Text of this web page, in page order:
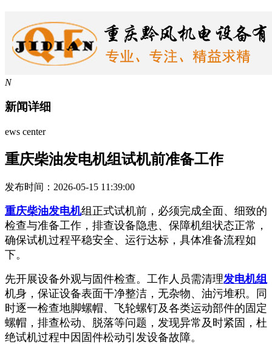
N
新闻详细
ews center
重庆柴油发电机组试机前准备工作
发布时间：2026-05-15 11:39:00
重庆柴油发电机组正式试机前，必须完成全面、细致的
检查与准备工作，排查设备隐患、保障机组状态正常，
确保试机过程平稳安全、运行达标，具体准备流程如
下。
先开展设备外观与固件检查。工作人员需清理发电机组
机身，保证设备表面干净整洁，无杂物、油污堆积。同
时逐一检查地脚螺帽、飞轮螺钉及各类运动部件的固定
螺帽，排查松动、脱落等问题，发现异常及时紧固，杜
绝试机过程中因固件松动引发设备故障。